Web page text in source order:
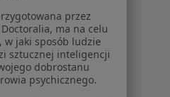
przez
ma na celu
w jaki sposób ludzie
sztucznej inteligencji
dobrostanu
psychicznego.